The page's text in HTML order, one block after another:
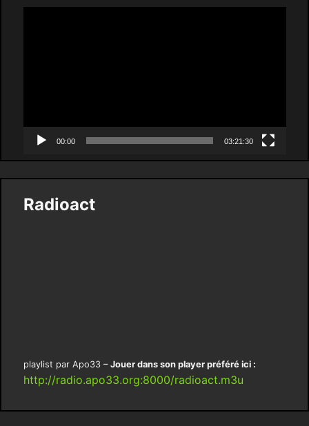
00:00 03:21:30
Radioact
playlist par Apo33 – Jouer dans son player préféré ici :
http://radio.apo33.org:8000/radioact.m3u